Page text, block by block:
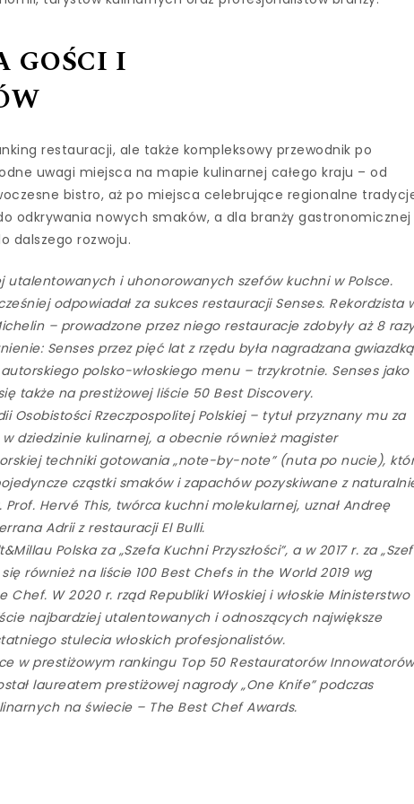
GOŚCI I
restauracji, ale także kompleksowy przewodnik po
uwagi miejsca na mapie kulinarnej całego kraju – od
bistro, aż po miejsca celebrujące regionalne
odkrywania nowych smaków, a dla branży gastronomicznej
dalszego rozwoju.
utalentowanych i uhonorowanych szefów kuchni w Polsce.
odpowiadał za sukces restauracji Senses. Rekordzista
– prowadzone przez niego restauracje zdobyły aż 8
Senses przez pięć lat z rzędu była nagradzana gwiazdką
polsko-włoskiego menu – trzykrotnie. Senses jako
także na prestiżowej liście 50 Best Discovery.
Osobistości Rzeczpospolitej Polskiej – tytuł przyznany mu za
dziedzinie kulinarnej, a obecnie również magister
techniki gotowania „note-by-note” (nuta po nucie),
cząstki smaków i zapachów pozyskiwane z
Hervé This, twórca kuchni molekularnej, uznał Andreę
Adrii z restauracji El Bulli.
Polska za „Szefa Kuchni Przyszłości”, a w 2017 r. za
również na liście 100 Best Chefs in the World 2019 wg
W 2020 r. rząd Republiki Włoskiej i włoskie Ministerstwo
najbardziej utalentowanych i odnoszących największe
stulecia włoskich profesjonalistów.
w prestiżowym rankingu Top 50 Restauratorów Innowatorów
laureatem prestiżowej nagrody „One Knife” podczas
na świecie – The Best Chef Awards.